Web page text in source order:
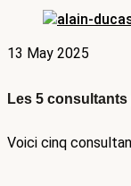
13 May 2025
Les 5
Voici cinq